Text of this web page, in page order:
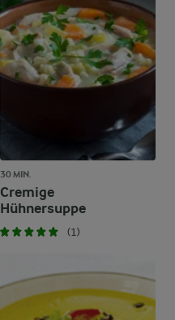
30 MIN.
Cremige
Hühnersuppe
(1)